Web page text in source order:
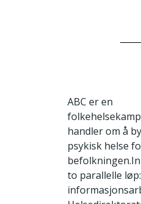
ABC er en
handler om å
psykisk helse
to parallelle